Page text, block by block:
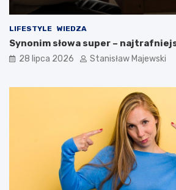
LIFESTYLE WIEDZA
Synonim słowa super –
28 lipca 2026 Stanisław Majewski